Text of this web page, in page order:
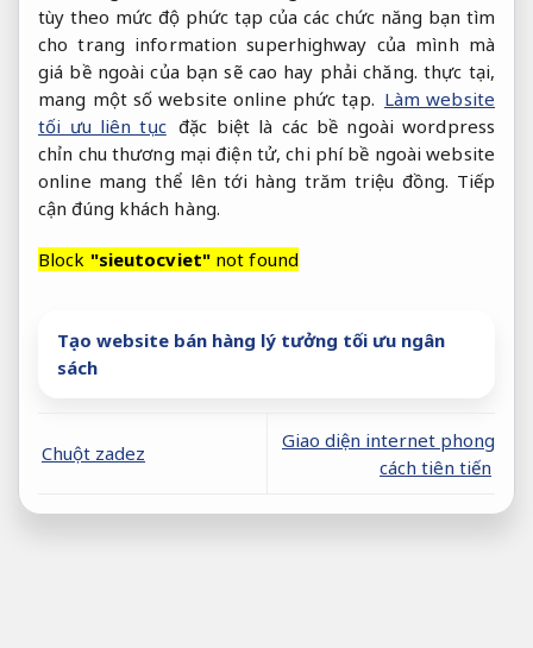
tùy theo mức độ phức tạp của các chức năng bạn tìm
cho trang information superhighway của mình mà
giá bề ngoài của bạn sẽ cao hay phải chăng. thực tại,
mang một số website online phức tạp. Làm website
tối ưu liên tục đặc biệt là các bề ngoài wordpress
chỉn chu thương mại điện tử, chi phí bề ngoài website
online mang thể lên tới hàng trăm triệu đồng. Tiếp
cận đúng khách hàng.
Block "sieutocviet"not found
Tạo website bán hàng lý tưởng tối ưu ngân
sách
Chuột zadez
Giao diện internet phong
cách tiên tiến